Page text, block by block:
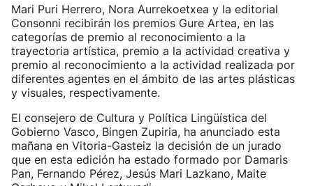
Mari Puri Herrero, Nora Aurrekoetxea y la editorial
Consonni recibirán los premios Gure Artea, en las
categorías de premio al reconocimiento a la
trayectoria artística, premio a la actividad creativa y
premio al reconocimiento a la actividad realizada por
diferentes agentes en el ámbito de las artes plásticas
y visuales, respectivamente.
El consejero de Cultura y Política Lingüística del
Gobierno Vasco, Bingen Zupiria, ha anunciado esta
mañana en Vitoria-Gasteiz la decisión de un jurado
que en esta edición ha estado formado por Damaris
Pan, Fernando Pérez, Jesús Mari Lazkano, Maite